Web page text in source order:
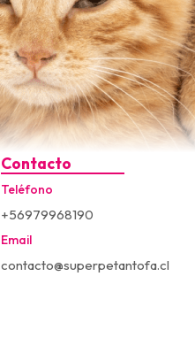
Contacto
Teléfono
+56979968190
Email
contacto@superpetantofa.cl